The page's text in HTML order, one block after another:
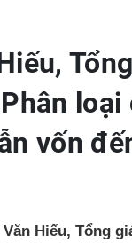
vốn
Hiếu, Tổng